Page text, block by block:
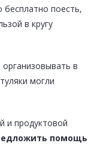
бесплатно поесть,
в кругу
в
могли
и продуктовой
помощь